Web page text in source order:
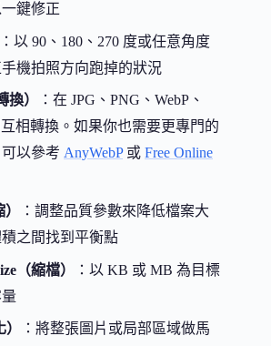
鍵修正
：以 90、180、270 度或任意角度
機拍照方向跑掉的狀況
換）
：在 JPG、PNG、WebP、
相轉換。如果你也需要更專門的
以參考 AnyWebP或 Free Online
：調整品質參數來降低檔案大
之間找到平衡點
（縮檔）
：以 KB 或 MB 為目標
：將整張圖片或局部區域做馬